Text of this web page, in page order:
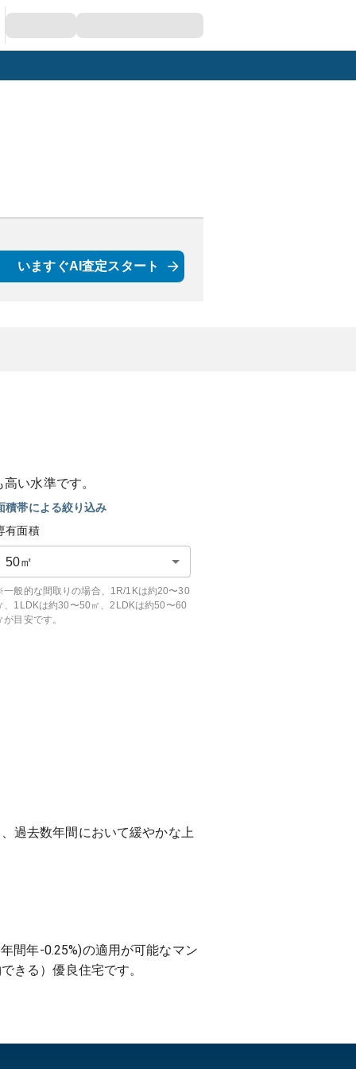
いますぐAI査定スタート
高い水準です。
積帯による絞り込み
有面積
50㎡
般的な間取りの場合、1R/1Kは約20〜30
、1LDKは約30〜50㎡、2LDKは約50〜60
が目安です。
過去数年間において緩やかな上
間年-0.25%)の適用が可能なマン
きる）優良住宅です。